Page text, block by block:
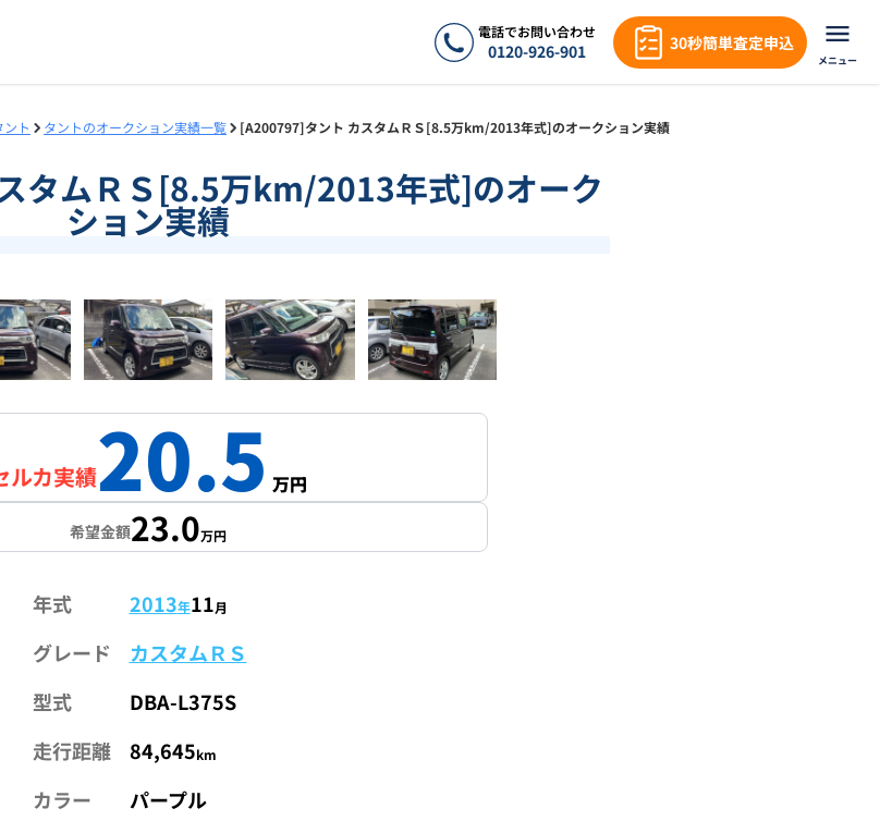
電話でお問い合わせ
0120-926-901 30秒簡単査定申込
メニュー
ント タントのオークション実績一覧 [A200797]タント カスタムＲＳ[8.5万km/2013年式]のオークション実績
タムＲＳ[8.5万km/2013年式]のオーク
ション実績
1/18
ルカ実績20.5 万円
希望金額23.0万円
年式 2013年11月
グレード
カスタムＲＳ
型式
DBA-L375S
走行距離
84,645km
カラー
パープル